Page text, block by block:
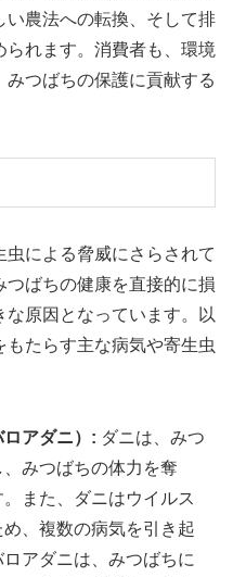
い農法への転換、そして排
れます。消費者も、環境
つばちの保護に貢献する
による脅威にさらされて
ばちの健康を直接的に損
原因となっています。以
たらす主な病気や寄生虫
ロアダニ）: ダニは、みつ
みつばちの体力を奪
また、ダニはウイルス
、複数の病気を引き起
アダニは、みつばちに